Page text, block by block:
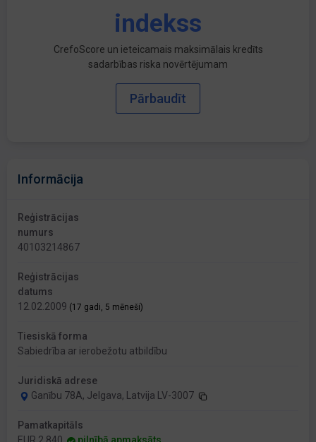
indekss
CrefoScore un ieteicamais maksimālais kredīts
sadarbības riska novērtējumam
Pārbaudīt
Informācija
Reģistrācijas
numurs
40103214867
Reģistrācijas
datums
12.02.2009 (17 gadi, 5 mēneši)
Tiesiskā forma
Sabiedrība ar ierobežotu atbildību
Juridiskā adrese
Ganību 78A, Jelgava, Latvija LV-3007
Pamatkapitāls